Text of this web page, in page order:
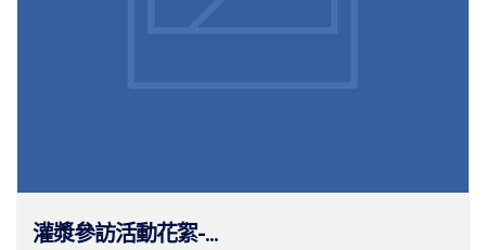
灌漿參訪活動花絮-...